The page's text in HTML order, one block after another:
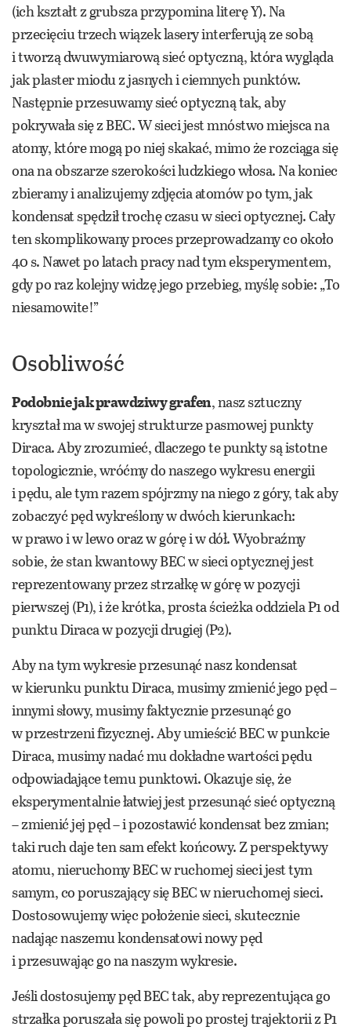
(ich kształt z grubsza przypomina literę Y). Na
przecięciu trzech wiązek lasery interferują ze sobą
i tworzą dwuwymiarową sieć optyczną, która wygląda
jak plaster miodu z jasnych i ciemnych punktów.
Następnie przesuwamy sieć optyczną tak, aby
pokrywała się z BEC. W sieci jest mnóstwo miejsca na
atomy, które mogą po niej skakać, mimo że rozciąga się
ona na obszarze szerokości ludzkiego włosa. Na koniec
zbieramy i analizujemy zdjęcia atomów po tym, jak
kondensat spędził trochę czasu w sieci optycznej. Cały
ten skomplikowany proces przeprowadzamy co około
40 s. Nawet po latach pracy nad tym eksperymentem,
gdy po raz kolejny widzę jego przebieg, myślę sobie: „To
niesamowite!”
Osobliwość
Podobnie jak prawdziwy grafen, nasz sztuczny
kryształ ma w swojej strukturze pasmowej punkty
Diraca. Aby zrozumieć, dlaczego te punkty są istotne
topologicznie, wróćmy do naszego wykresu energii
i pędu, ale tym razem spójrzmy na niego z góry, tak aby
zobaczyć pęd wykreślony w dwóch kierunkach:
w prawo i w lewo oraz w górę i w dół. Wyobraźmy
sobie, że stan kwantowy BEC w sieci optycznej jest
reprezentowany przez strzałkę w górę w pozycji
pierwszej (P1), i że krótka, prosta ścieżka oddziela P1 od
punktu Diraca w pozycji drugiej (P2).
Aby na tym wykresie przesunąć nasz kondensat
w kierunku punktu Diraca, musimy zmienić jego pęd –
innymi słowy, musimy faktycznie przesunąć go
w przestrzeni fizycznej. Aby umieścić BEC w punkcie
Diraca, musimy nadać mu dokładne wartości pędu
odpowiadające temu punktowi. Okazuje się, że
eksperymentalnie łatwiej jest przesunąć sieć optyczną
– zmienić jej pęd – i pozostawić kondensat bez zmian;
taki ruch daje ten sam efekt końcowy. Z perspektywy
atomu, nieruchomy BEC w ruchomej sieci jest tym
samym, co poruszający się BEC w nieruchomej sieci.
Dostosowujemy więc położenie sieci, skutecznie
nadając naszemu kondensatowi nowy pęd
i przesuwając go na naszym wykresie.
Jeśli dostosujemy pęd BEC tak, aby reprezentująca go
strzałka poruszała się powoli po prostej trajektorii z P1